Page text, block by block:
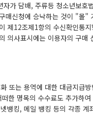
자가 담배, 주류등 청소년보호
매신청에 승낙하는 것이 "몰"
제12조제1항의 수신확인통
의사표시에는 이용자의 구매
또는 용역에 대한 대금지급
한 명목의 수수료도 추가하
뱅킹, 메일 뱅킹 등의 각종 계